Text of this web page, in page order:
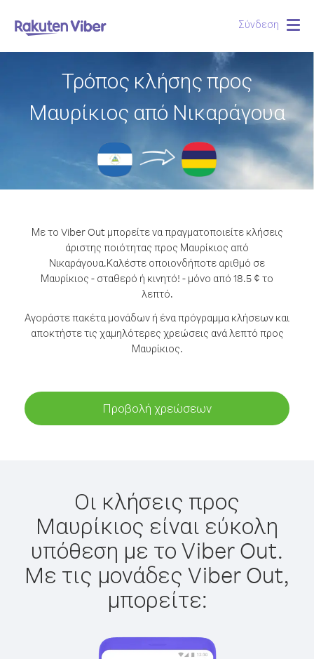
Σύνδεση
Τρόπος κλήσης προς
Μαυρίκιος από Νικαράγουα
Με το Viber Out μπορείτε να πραγματοποιείτε κλήσεις
άριστης ποιότητας προς Μαυρίκιος από
Νικαράγουα.Καλέστε οποιονδήποτε αριθμό σε
Μαυρίκιος - σταθερό ή κινητό! - μόνο από 18.5 ¢ το
λεπτό.
Αγοράστε πακέτα μονάδων ή ένα πρόγραμμα κλήσεων και
αποκτήστε τις χαμηλότερες χρεώσεις ανά λεπτό προς
Μαυρίκιος.
Προβολή χρεώσεων
Οι κλήσεις προς
Μαυρίκιος είναι εύκολη
υπόθεση με το Viber Out.
Με τις μονάδες Viber Out,
μπορείτε: